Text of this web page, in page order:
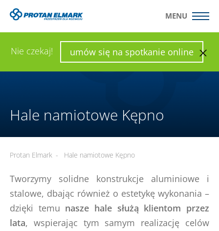
Nie czekaj! umów się na spotkanie online
MENU
WYŚLIJ ZAPYTANIE SKONFIGURUJ HALĘ
Hale namiotowe Kępno
Protan Elmark - Hale namiotowe Kępno
Tworzymy solidne konstrukcje aluminiowe i
stalowe, dbając również o estetykę wykonania –
dzięki temu nasze hale służą klientom przez
lata, wspierając tym samym realizację celów